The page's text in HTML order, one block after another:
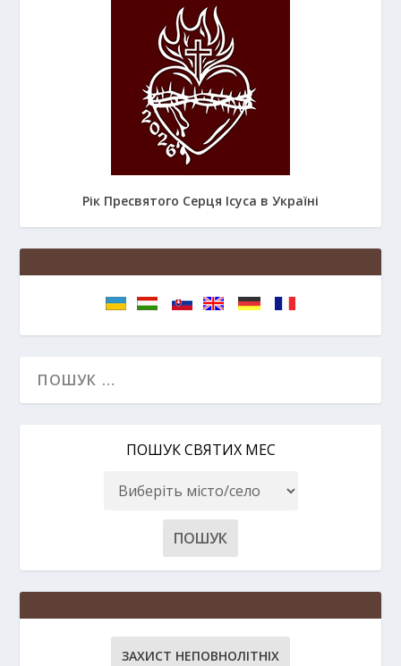
Рік Пресвятого Серця Ісуса в Україні
ПОШУК СВЯТИХ МЕС
ЗАХИСТ НЕПОВНОЛІТНІХ